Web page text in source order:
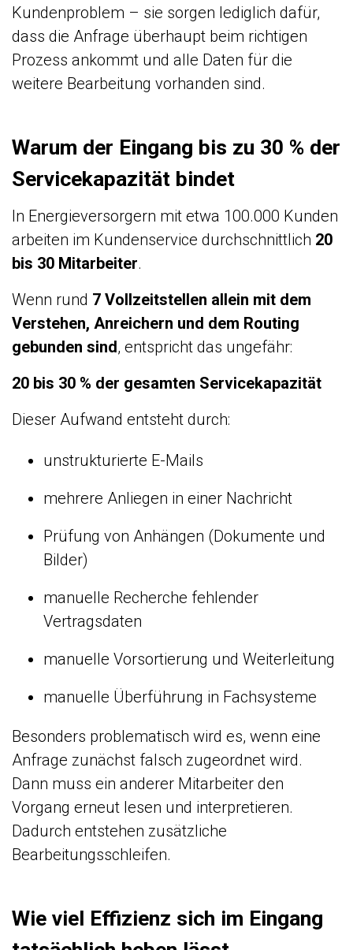
Kundenproblem – sie sorgen lediglich dafür,
dass die Anfrage überhaupt beim richtigen
Prozess ankommt und alle Daten für die
weitere Bearbeitung vorhanden sind.
Warum der Eingang bis zu 30 % der
Servicekapazität bindet
In Energieversorgern mit etwa 100.000 Kunden
arbeiten im Kundenservice durchschnittlich 20
bis 30 Mitarbeiter.
Wenn rund 7 Vollzeitstellen allein mit dem
Verstehen, Anreichern und dem Routing
gebunden sind, entspricht das ungefähr:
20 bis 30 % der gesamten Servicekapazität
Dieser Aufwand entsteht durch:
unstrukturierte E-Mails
mehrere Anliegen in einer Nachricht
Prüfung von Anhängen (Dokumente und
Bilder)
manuelle Recherche fehlender
Vertragsdaten
manuelle Vorsortierung und Weiterleitung
manuelle Überführung in Fachsysteme
Besonders problematisch wird es, wenn eine
Anfrage zunächst falsch zugeordnet wird.
Dann muss ein anderer Mitarbeiter den
Vorgang erneut lesen und interpretieren.
Dadurch entstehen zusätzliche
Bearbeitungsschleifen.
Wie viel Effizienz sich im Eingang